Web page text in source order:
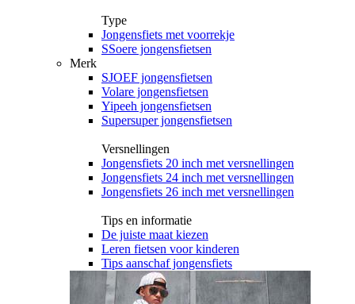
Type
Jongensfiets met voorrekje
SSoere jongensfietsen
Merk
SJOEF jongensfietsen
Volare jongensfietsen
Yipeeh jongensfietsen
Supersuper jongensfietsen
Versnellingen
Jongensfiets 20 inch met versnellingen
Jongensfiets 24 inch met versnellingen
Jongensfiets 26 inch met versnellingen
Tips en informatie
De juiste maat kiezen
Leren fietsen voor kinderen
Tips aanschaf jongensfiets